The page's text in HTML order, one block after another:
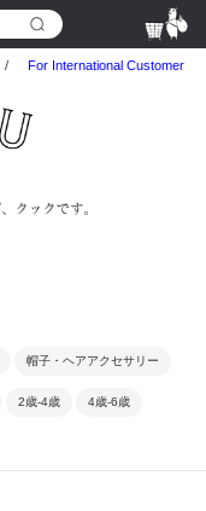
/ For International Customer
帽子・ヘアアクセサリー
2歳-4歳 4歳-6歳